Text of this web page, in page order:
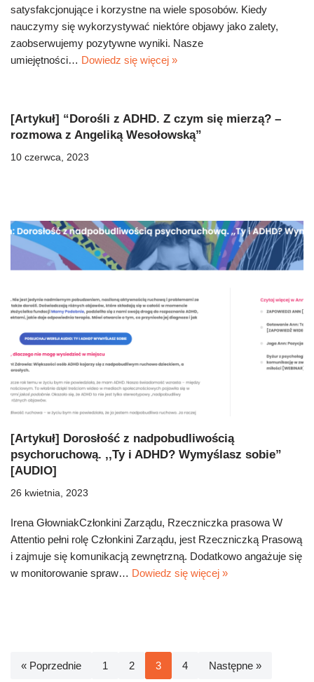
satysfakcjonujące i korzystne na wiele sposobów. Kiedy
nauczymy się wykorzystywać niektóre objawy jako zalety,
zaobserwujemy pozytywne wyniki. Nasze
umiejętności… Dowiedz się więcej »
[Artykuł] “Dorośli z ADHD. Z czym się mierzą? –
rozmowa z Angeliką Wesołowską”
10 czerwca, 2023
[Artykuł] Dorosłość z nadpobudliwością
psychoruchową. ,,Ty i ADHD? Wymyślasz sobie”
[AUDIO]
26 kwietnia, 2023
Irena GłowniakCzłonkini Zarządu, Rzeczniczka prasowa W
Attentio pełni rolę Członkini Zarządu, jest Rzeczniczką Prasową
i zajmuje się komunikacją zewnętrzną. Dodatkowo angażuje się
w monitorowanie spraw… Dowiedz się więcej »
« Poprzednie 1 2 3 4 Następne »